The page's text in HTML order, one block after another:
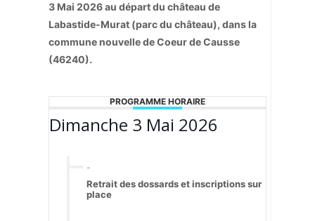
3 Mai 2026 au départ du château de
Labastide-Murat (parc du château), dans la
commune nouvelle de Coeur de Causse
(46240).
PROGRAMME HORAIRE
Dimanche 3 Mai 2026
-
Retrait des dossards et inscriptions sur
place